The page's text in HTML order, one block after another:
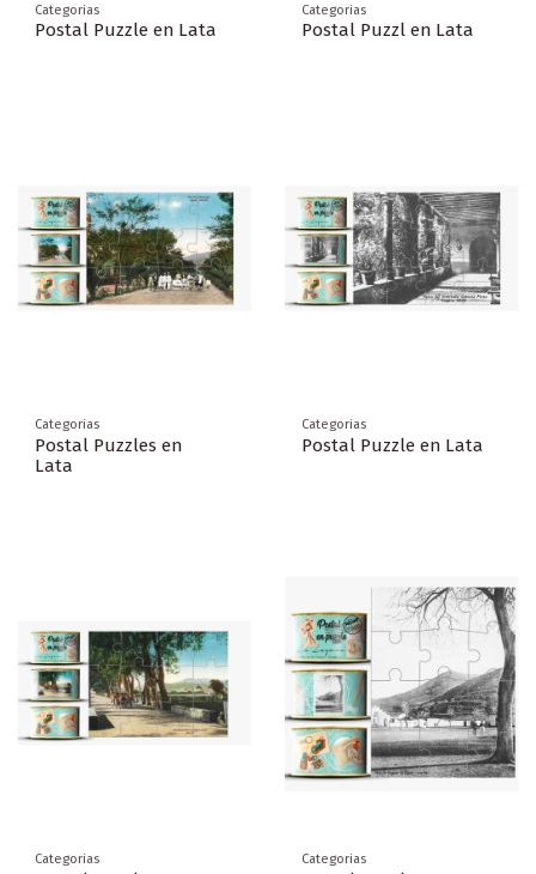
Categorias
Postal Puzzle en Lata
Categorias
Postal Puzzl en Lata
Categorias
Postal Puzzles en
Lata
Categorias
Postal Puzzle en Lata
Categorias Categorias